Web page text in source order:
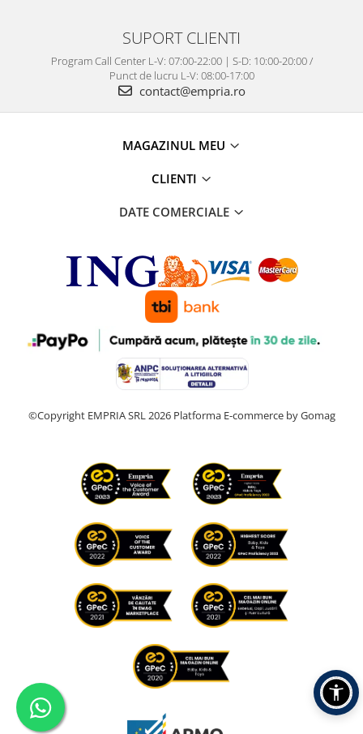
SUPORT CLIENTI
Program Call Center L-V: 07:00-22:00 | S-D: 10:00-20:00 /
Punct de lucru L-V: 08:00-17:00
contact@empria.ro
MAGAZINUL MEU
CLIENTI
DATE COMERCIALE
©Copyright EMPRIA SRL 2026 Platforma E-commerce by Gomag